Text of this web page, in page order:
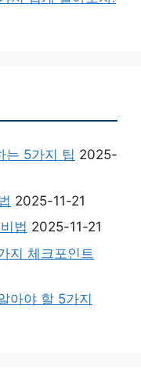
는 5가지 팁 2025-
2025-11-21
법 2025-11-21
지 체크포인트
아야 할 5가지